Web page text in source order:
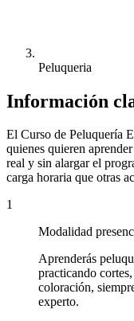
Peluqueria
Información
El Curso de Peluquería
quienes quieren
real y sin alargar el
carga horaria que otras
1
Modalidad
Aprenderás
practicando
coloración,
experto.